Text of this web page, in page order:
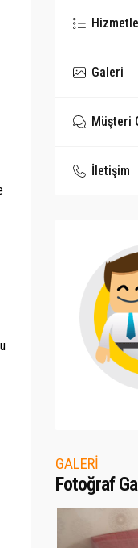
Galeri
Müşteri
İletişim
GALERİ
Fotoğraf